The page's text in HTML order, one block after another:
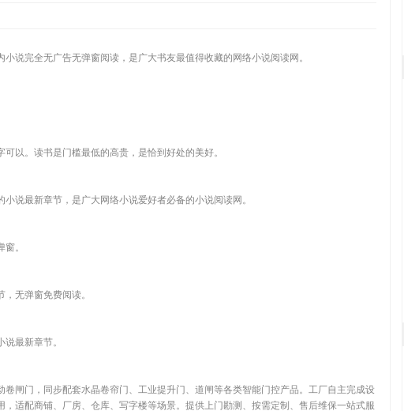
说完全无广告无弹窗阅读，是广大书友最值得收藏的网络小说阅读网。
以。读书是门槛最低的高贵，是恰到好处的美好。
说最新章节，是广大网络小说爱好者必备的小说阅读网。
。
无弹窗免费阅读。
最新章节。
闸门，同步配套水晶卷帘门、工业提升门、道闸等各类智能门控产品。工厂自主完成设
适配商铺、厂房、仓库、写字楼等场景。提供上门勘测、按需定制、售后维保一站式服